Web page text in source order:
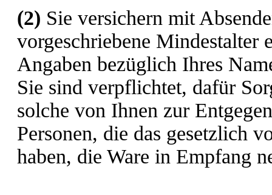
(2) Sie versichern mit
vorgeschriebene Mindestalter
Angaben bezüglich Ihres
Sie sind verpflichtet, dafür
solche von Ihnen zur
Personen, die das gesetzlich
haben, die Ware in Empfang